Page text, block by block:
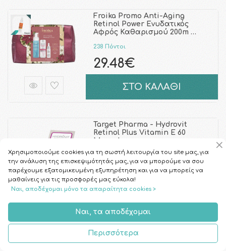
Froika Promo Anti-Aging
Retinol Power Ενυδατικός
Αφρός Καθαρισμού 200m …
238 Πόντοι
29.48€
ΣΤΟ ΚΑΛΑΘΙ
Target Pharma - Hydrovit
Retinol Plus Vitamin E 60
Monodoses
237 Πόντοι
29.38€
Target Pharma - Hydrovit
Retinol Plus Vitamin E
Χρησιμοποιούμε cookies για τη σωστή λειτουργία του site μας, για
την ανάλυση της επισκεψιμότητάς μας, για να μπορούμε να σου
παρέχουμε εξατομικευμένη εξυπηρέτηση και για να μπορείς να
μαθαίνεις για τις προσφορές μας εύκολα!
Ναι, αποδέχομαι μόνο τα απαραίτητα cookies >
Ναι, τα αποδέχομαι
Περισσότερα